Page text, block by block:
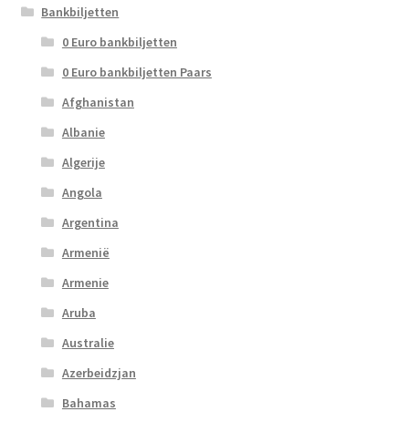
Bankbiljetten
0 Euro bankbiljetten
0 Euro bankbiljetten Paars
Afghanistan
Albanie
Algerije
Angola
Argentina
Armenië
Armenie
Aruba
Australie
Azerbeidzjan
Bahamas